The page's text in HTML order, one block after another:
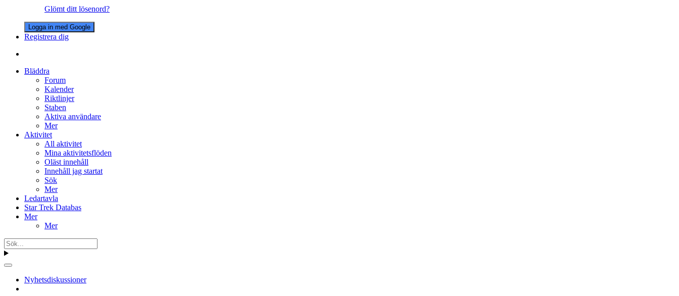
Glömt ditt lösenord?
Logga in med Google
Registrera dig
Bläddra
Forum
Kalender
Riktlinjer
Staben
Aktiva användare
Mer
Aktivitet
All aktivitet
Mina aktivitetsflöden
Oläst innehåll
Innehåll jag startat
Sök
Mer
Ledartavla
Star Trek Databas
Mer
Mer
Nyhetsdiskussioner